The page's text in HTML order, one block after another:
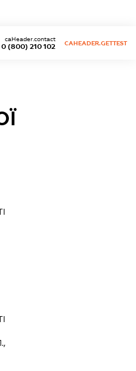
0 (800) 210 102
caHeader.contact
CAHEADER.GETTEST